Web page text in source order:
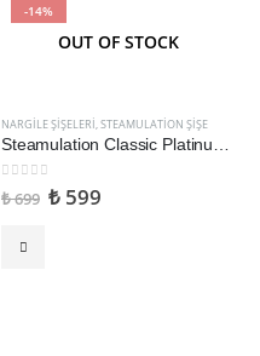
-14%
OUT OF STOCK
NARGILE ŞIŞELERI,STEAMULATION ŞIŞE
Steamulation Classic Platinum Yedek Nargile Şişesi
0 5 üzerinden
₺699 ₺599